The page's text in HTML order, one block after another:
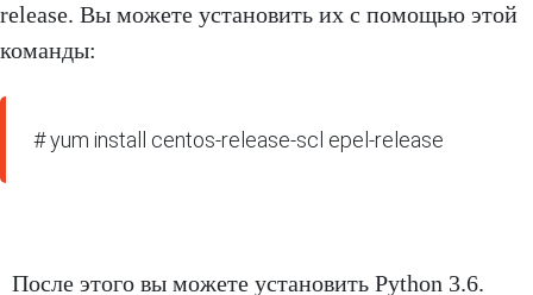
release. Вы можете установить их с помощью этой
команды:
# yum install centos-release-scl epel-release
После этого вы можете установить Python 3.6.